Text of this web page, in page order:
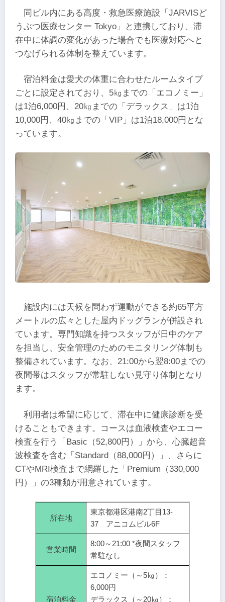
同ビル内にある高度・救急医療施設「JARVISど
うぶつ医療センター Tokyo」と連携しており、滞
在中に体調の変化があった場合でも医療対応へと
つなげられる体制を整えています。
宿泊料金は愛犬の体重に合わせたルームタイプ
ごとに設定されており、5㎏までの「エコノミー」
は1泊6,000円、20㎏までの「デラックス」は1泊
10,000円、40㎏までの「VIP」は1泊18,000円とな
っています。
施設内には天候を問わず運動ができる約65平方
メートルの広々とした屋内ドッグランが併設され
ています。専門知識を持つスタッフが日中のケア
を担当し、安全管理のためのモニタリング体制も
整備されています。なお、21:00から翌8:00までの
夜間帯はスタッフが常駐しない見守り体制となり
ます。
利用者は希望に応じて、滞在中に健康診断を受
けることもできます。コースは血液検査やエコー
検査を行う「Basic（52,800円）」から、心臓超音
波検査を含む「Standard（88,000円）」、さらに
CTやMRI検査まで網羅した「Premium（330,000
円）」の3種類が用意されています。
所在地
東京都港区港南2丁目13-
37 アニコムビル6F
営業時間
8:00～21:00 *夜間スタッフ
常駐なし
宿泊料金
エコノミー（～5㎏）：
6,000円
デラックス（～20㎏）：